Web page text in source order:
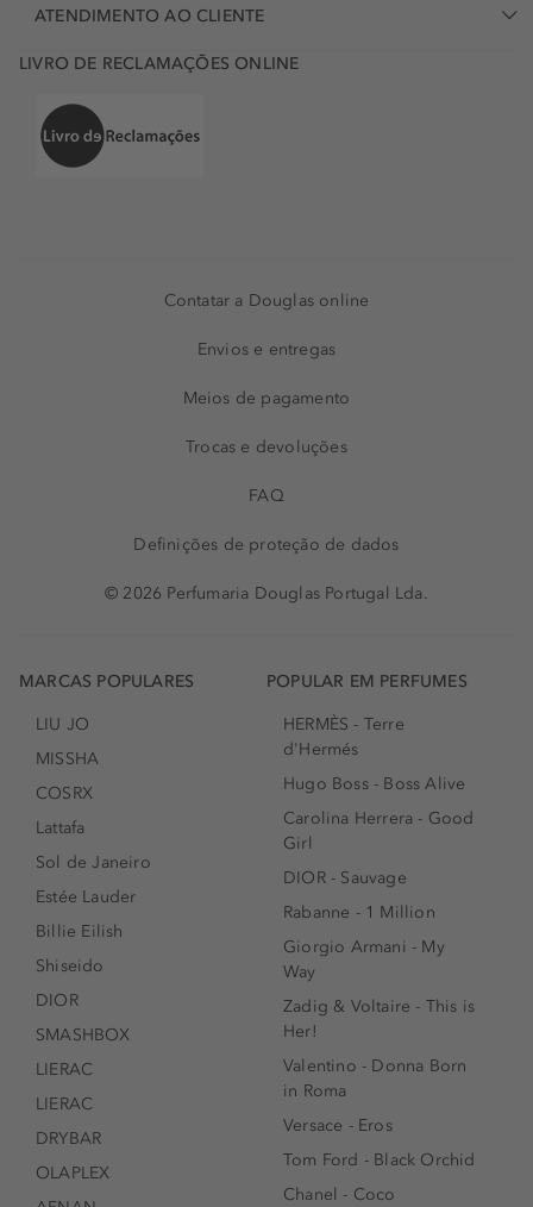
ATENDIMENTO AO CLIENTE
LIVRO DE RECLAMAÇÕES ONLINE
Contatar a Douglas online
Envios e entregas
Meios de pagamento
Trocas e devoluções
FAQ
Definições de proteção de dados
© 2026 Perfumaria Douglas Portugal Lda.
MARCAS POPULARES
LIU JO
MISSHA
COSRX
Lattafa
Sol de Janeiro
Estée Lauder
Billie Eilish
Shiseido
DIOR
SMASHBOX
LIERAC
LIERAC
DRYBAR
OLAPLEX
POPULAR EM PERFUMES
HERMÈS - Terre
d'Hermés
Hugo Boss - Boss Alive
Carolina Herrera - Good
Girl
DIOR - Sauvage
Rabanne - 1 Million
Giorgio Armani - My
Way
Zadig & Voltaire - This is
Her!
Valentino - Donna Born
in Roma
Versace - Eros
Tom Ford - Black Orchid
Chanel - Coco